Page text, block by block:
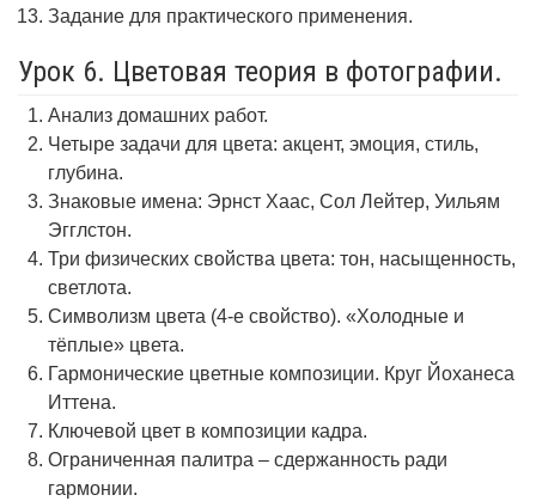
Задание для практического применения.
Урок 6. Цветовая теория в фотографии.
Анализ домашних работ.
Четыре задачи для цвета: акцент, эмоция, стиль,
глубина.
Знаковые имена: Эрнст Хаас, Сол Лейтер, Уильям
Эгглстон.
Три физических свойства цвета: тон, насыщенность,
светлота.
Символизм цвета (4-е свойство). «Холодные и
тёплые» цвета.
Гармонические цветные композиции. Круг Йоханеса
Иттена.
Ключевой цвет в композиции кадра.
Ограниченная палитра – сдержанность ради
гармонии.